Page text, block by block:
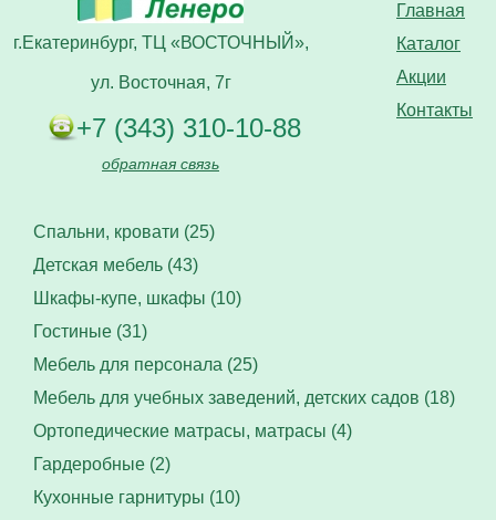
Главная
Каталог
Акции
Контакты
г.Екатеринбург, ТЦ «ВОСТОЧНЫЙ»,
ул. Восточная, 7г
+7 (343) 310-10-88
обратная связь
Спальни, кровати (25)
Детская мебель (43)
Шкафы-купе, шкафы (10)
Гостиные (31)
Мебель для персонала (25)
Мебель для учебных заведений, детских садов (18)
Ортопедические матрасы, матрасы (4)
Гардеробные (2)
Кухонные гарнитуры (10)